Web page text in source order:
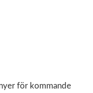
för kommande